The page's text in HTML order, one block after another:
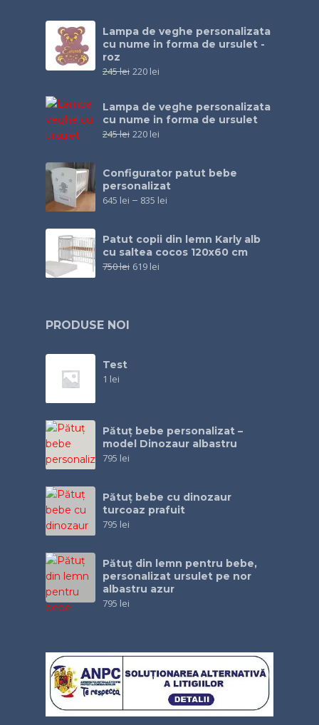
Lampa de veghe personalizata
cu nume in forma de ursulet -
roz
245lei 220 lei
Lampa de veghe personalizata
cu nume in forma de ursulet
245lei 220 lei
Configurator patut bebe
personalizat
645 lei – 835 lei
Patut copii din lemn Karly alb
cu saltea cocos 120x60 cm
750lei 619 lei
PRODUSE NOI
Test
1 lei
Pătuț bebe personalizat –
model Dinozaur albastru
795 lei
Pătuţ bebe cu dinozaur
turcoaz prafuit
795 lei
Pătuţ din lemn pentru bebe,
personalizat ursulet pe nor
albastru azur
795 lei